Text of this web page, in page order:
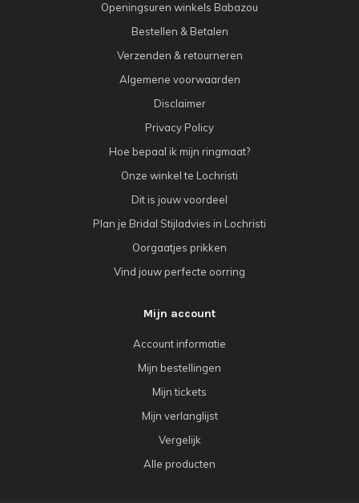
Openingsuren winkels Babazou
Bestellen & Betalen
Verzenden & retourneren
Algemene voorwaarden
Disclaimer
Privacy Policy
Hoe bepaal ik mijn ringmaat?
Onze winkel te Lochristi
Dit is jouw voordeel
Plan je Bridal Stijladvies in Lochristi
Oorgaatjes prikken
Vind jouw perfecte oorring
Mijn account
Account informatie
Mijn bestellingen
Mijn tickets
Mijn verlanglijst
Vergelijk
Alle producten